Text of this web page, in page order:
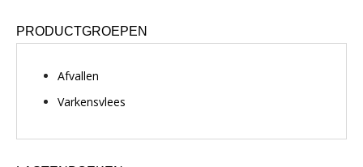
PRODUCTGROEPEN
Afvallen
Varkensvlees